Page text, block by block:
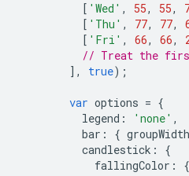
[ 'Wed' , 55, 55,
[ 'Thu' , 77, 77,
[ 'Fri' , 66, 66,
// Treat the
],
true);
var options = {
legend : 'none' ,
bar : { groupWidth
candlestick :
{
fallingColor : {